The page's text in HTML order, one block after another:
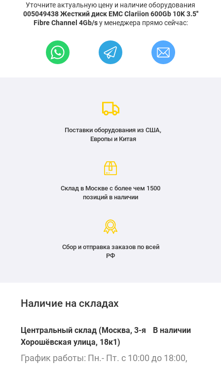
Уточните актуальную цену и наличие оборудования
005049438 Жесткий диск EMC Clariion 600Gb 10K 3.5''
Fibre Channel 4Gb/sу менеджера прямо сейчас:
Поставки оборудования из США,
Европы и Китая
Склад в Москве с более чем 1500
позиций в наличии
Сбор и отправка заказов по всей
РФ
Наличие на складах
Центральный склад (Москва, 3-я
Хорошёвская улица, 18к1)
В наличии
График работы: Пн.- Пт. с 10:00 до 18:00,